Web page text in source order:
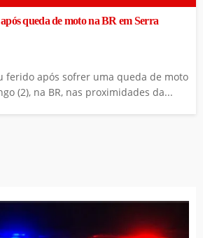
queda de moto na BR em Serra
ferido após sofrer uma queda de moto
(2), na BR, nas proximidades da...